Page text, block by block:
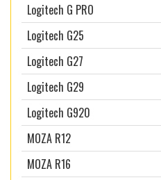
Logitech G PRO
Logitech G25
Logitech G27
Logitech G29
Logitech G920
MOZA R12
MOZA R16